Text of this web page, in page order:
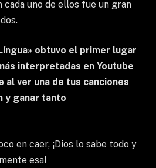
cada uno de ellos fue un gran
obtuvo el primer lugar
interpretadas en Youtube
al ver una de tus canciones
y ganar tanto
en caer, ¡Dios lo sabe todo y
esa!